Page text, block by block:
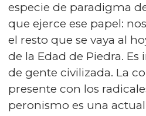
especie de paradigma
que ejerce ese papel:
el resto que se vaya al
de la Edad de Piedra.
de gente civilizada. La
presente con los
peronismo es una